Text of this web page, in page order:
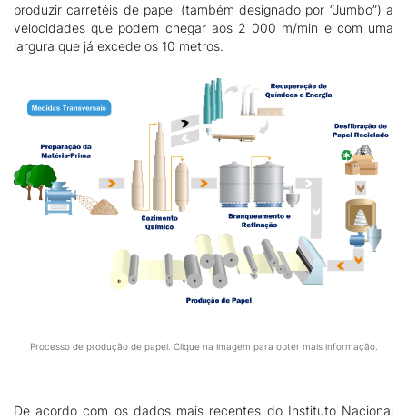
produzir carretéis de papel (também designado por “Jumbo”) a
velocidades que podem chegar aos 2 000 m/min e com uma
largura que já excede os 10 metros.
Processo de produção de papel. Clique na imagem para obter mais informação.
De acordo com os dados mais recentes do Instituto Nacional